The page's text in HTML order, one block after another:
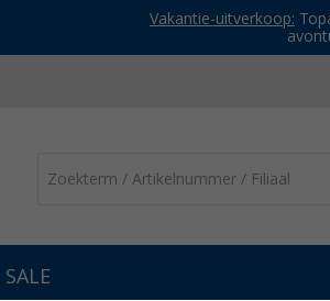
Vakantie-uitverkoop: